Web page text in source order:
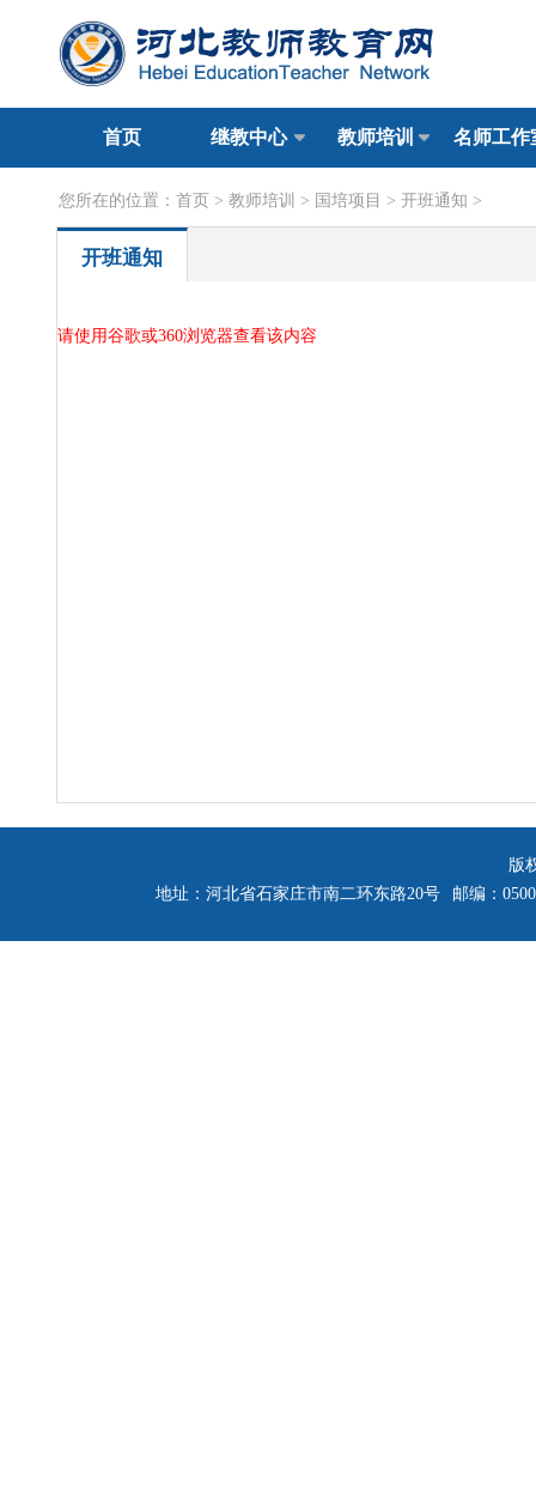
首页 继教中心 教师培训 名师工作
您所在的位置： 首页 > 教师培训 > 国培项目 > 开班通知 >
开班通知
请使用谷歌或360浏览器查看该内容
版
地址：河北省石家庄市南二环东路20号
邮编：